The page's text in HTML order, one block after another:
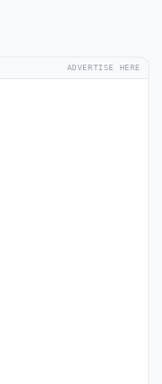
ADVERTISE HERE